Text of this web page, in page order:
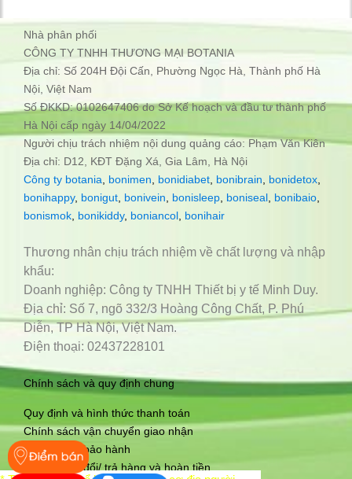
Nhà phân phối
CÔNG TY TNHH THƯƠNG MẠI BOTANIA
Địa chỉ: Số 204H Đội Cấn, Phường Ngọc Hà, Thành phố Hà
Nội, Việt Nam
Số ĐKKD: 0102647406 do Sở Kế hoạch và đầu tư thành phố
Hà Nội cấp ngày 14/04/2022
Người chịu trách nhiệm nội dung quảng cáo: Phạm Văn Kiên
Địa chỉ: D12, KĐT Đặng Xá, Gia Lâm, Hà Nội
Công ty botania
bonimen bonidiabet bonibrain bonidetox
bonihappy, bonigut bonivein bonisleep boniseal bonibaio
bonismok bonikiddy, boniancol bonihair
Thương nhân chịu trách nhiệm về chất lượng và nhập
khẩu:
Doanh nghiệp: Công ty TNHH Thiết bị y tế Minh Duy.
Địa chỉ: Số 7, ngõ 332/3 Hoàng Công Chất, P. Phú
Diễn, TP Hà Nội, Việt Nam.
Điện thoại: 02437228101
Chính sách và quy định chung
Quy định và hình thức thanh toán
Chính sách vận chuyển giao nhận
Chính sách bảo hành
Chính sách đổi/ trả hàng và hoàn tiền